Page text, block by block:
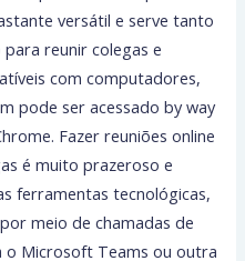
versátil e serve tanto
reunir colegas e
com computadores,
pode ser acessado by way
Fazer reuniões online
é muito prazeroso e
ferramentas tecnológicas,
meio de chamadas de
o Microsoft Teams ou outra